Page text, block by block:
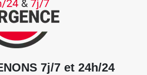
7j/7 et 24h/24